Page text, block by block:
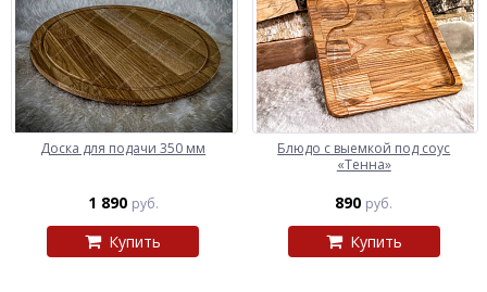
Доска для подачи 350 мм
1 890 руб.
Купить
Блюдо с выемкой под соус
«Тенна»
890 руб.
Купить